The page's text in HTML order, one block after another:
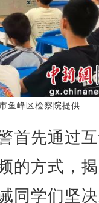
鱼峰区检察院提供
先通过
的方式，
同学们坚